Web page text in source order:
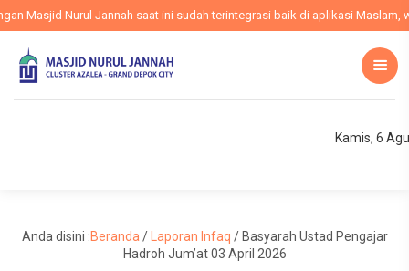
Masjid Nurul Jannah saat ini sudah terintegrasi baik di aplikasi Maslam,
Kamis, 6
Anda disini :Beranda / Laporan Infaq / Basyarah Ustad Pengajar
Hadroh Jum’at 03 April 2026